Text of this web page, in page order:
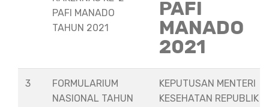
PAFI MANADO
TAHUN 2021
PAFI
MANADO
2021
3
FORMULARIUM
NASIONAL TAHUN
KEPUTUSAN MENTERI
KESEHATAN REPUBLIK